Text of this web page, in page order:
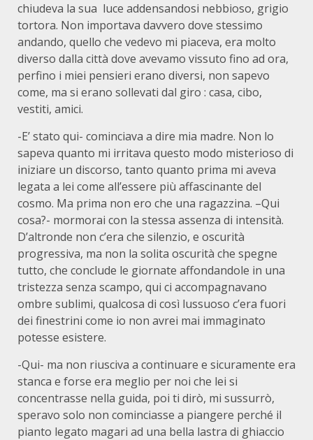
chiudeva la sua luce addensandosi nebbioso, grigio
tortora. Non importava davvero dove stessimo
andando, quello che vedevo mi piaceva, era molto
diverso dalla città dove avevamo vissuto fino ad ora,
perfino i miei pensieri erano diversi, non sapevo
come, ma si erano sollevati dal giro : casa, cibo,
vestiti, amici.
-E’ stato qui- cominciava a dire mia madre. Non lo
sapeva quanto mi irritava questo modo misterioso di
iniziare un discorso, tanto quanto prima mi aveva
legata a lei come all’essere più affascinante del
cosmo. Ma prima non ero che una ragazzina. –Qui
cosa?- mormorai con la stessa assenza di intensità.
D’altronde non c’era che silenzio, e oscurità
progressiva, ma non la solita oscurità che spegne
tutto, che conclude le giornate affondandole in una
tristezza senza scampo, qui ci accompagnavano
ombre sublimi, qualcosa di così lussuoso c’era fuori
dei finestrini come io non avrei mai immaginato
potesse esistere.
-Qui- ma non riusciva a continuare e sicuramente era
stanca e forse era meglio per noi che lei si
concentrasse nella guida, poi ti dirò, mi sussurrò,
speravo solo non cominciasse a piangere perché il
pianto legato magari ad una bella lastra di ghiaccio